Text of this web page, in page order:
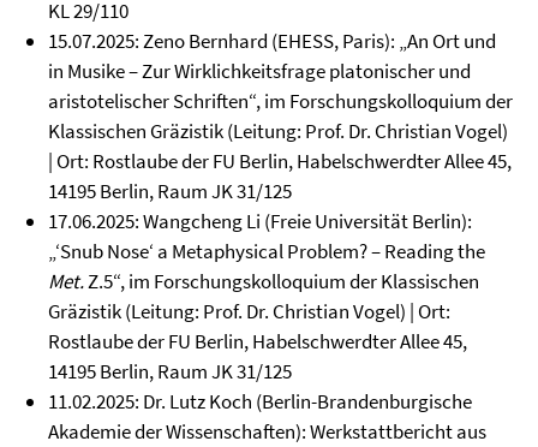
KL 29/110
15.07.2025: Zeno Bernhard (EHESS, Paris): „An Ort und
in Musike – Zur Wirklichkeitsfrage platonischer und
aristotelischer Schriften“, im Forschungskolloquium der
Klassischen Gräzistik (Leitung: Prof. Dr. Christian Vogel)
| Ort: Rostlaube der FU Berlin, Habelschwerdter Allee 45,
14195 Berlin, Raum JK 31/125
17.06.2025: Wangcheng Li (Freie Universität Berlin):
„‘Snub Nose‘ a Metaphysical Problem? – Reading the
Met.Z.5“, im Forschungskolloquium der Klassischen
Gräzistik (Leitung: Prof. Dr. Christian Vogel) | Ort:
Rostlaube der FU Berlin, Habelschwerdter Allee 45,
14195 Berlin, Raum JK 31/125
11.02.2025: Dr. Lutz Koch (Berlin-Brandenburgische
Akademie der Wissenschaften): Werkstattbericht aus